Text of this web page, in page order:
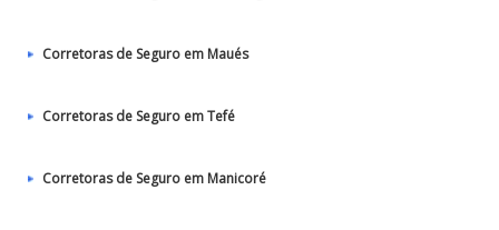
Corretoras de Seguro em Maués
Corretoras de Seguro em Tefé
Corretoras de Seguro em Manicoré